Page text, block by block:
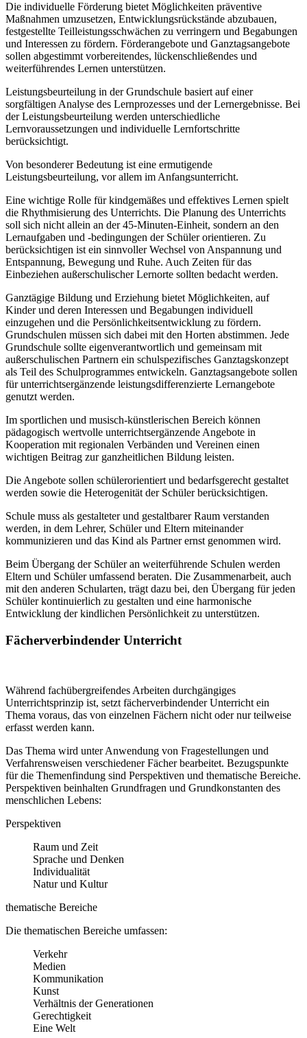
Die individuelle Förderung bietet Möglichkeiten präventive
Maßnahmen umzusetzen, Entwicklungsrückstände abzubauen,
festgestellte Teilleistungsschwächen zu verringern und Begabungen
und Interessen zu fördern. Förderangebote und Ganztagsangebote
sollen abgestimmt vorbereitendes, lückenschließendes und
weiterführendes Lernen unterstützen.
Leistungsbeurteilung in der Grundschule basiert auf einer
sorgfältigen Analyse des Lernprozesses und der Lernergebnisse. Bei
der Leistungsbeurteilung werden unterschiedliche
Lernvoraussetzungen und individuelle Lernfortschritte
berücksichtigt.
Von besonderer Bedeutung ist eine ermutigende
Leistungsbeurteilung, vor allem im Anfangsunterricht.
Eine wichtige Rolle für kindgemäßes und effektives Lernen spielt
die Rhythmisierung des Unterrichts. Die Planung des Unterrichts
soll sich nicht allein an der 45-Minuten-Einheit, sondern an den
Lernaufgaben und -bedingungen der Schüler orientieren. Zu
berücksichtigen ist ein sinnvoller Wechsel von Anspannung und
Entspannung, Bewegung und Ruhe. Auch Zeiten für das
Einbeziehen außerschulischer Lernorte sollten bedacht werden.
Ganztägige Bildung und Erziehung bietet Möglichkeiten, auf
Kinder und deren Interessen und Begabungen individuell
einzugehen und die Persönlichkeitsentwicklung zu fördern.
Grundschulen müssen sich dabei mit den Horten abstimmen. Jede
Grundschule sollte eigenverantwortlich und gemeinsam mit
außerschulischen Partnern ein schulspezifisches Ganztagskonzept
als Teil des Schulprogrammes entwickeln. Ganztagsangebote sollen
für unterrichtsergänzende leistungsdifferenzierte Lernangebote
genutzt werden.
Im sportlichen und musisch-künstlerischen Bereich können
pädagogisch wertvolle unterrichtsergänzende Angebote in
Kooperation mit regionalen Verbänden und Vereinen einen
wichtigen Beitrag zur ganzheitlichen Bildung leisten.
Die Angebote sollen schülerorientiert und bedarfsgerecht gestaltet
werden sowie die Heterogenität der Schüler berücksichtigen.
Schule muss als gestalteter und gestaltbarer Raum verstanden
werden, in dem Lehrer, Schüler und Eltern miteinander
kommunizieren und das Kind als Partner ernst genommen wird.
Beim Übergang der Schüler an weiterführende Schulen werden
Eltern und Schüler umfassend beraten. Die Zusammenarbeit, auch
mit den anderen Schularten, trägt dazu bei, den Übergang für jeden
Schüler kontinuierlich zu gestalten und eine harmonische
Entwicklung der kindlichen Persönlichkeit zu unterstützen.
Fächerverbindender Unterricht
Während fachübergreifendes Arbeiten durchgängiges
Unterrichtsprinzip ist, setzt fächerverbindender Unterricht ein
Thema voraus, das von einzelnen Fächern nicht oder nur teilweise
erfasst werden kann.
Das Thema wird unter Anwendung von Fragestellungen und
Verfahrensweisen verschiedener Fächer bearbeitet. Bezugspunkte
für die Themenfindung sind Perspektiven und thematische Bereiche.
Perspektiven beinhalten Grundfragen und Grundkonstanten des
menschlichen Lebens:
Perspektiven
Raum und Zeit
Sprache und Denken
Individualität
Natur und Kultur
thematische Bereiche
Die thematischen Bereiche umfassen:
Verkehr
Medien
Kommunikation
Kunst
Verhältnis der Generationen
Gerechtigkeit
Eine Welt